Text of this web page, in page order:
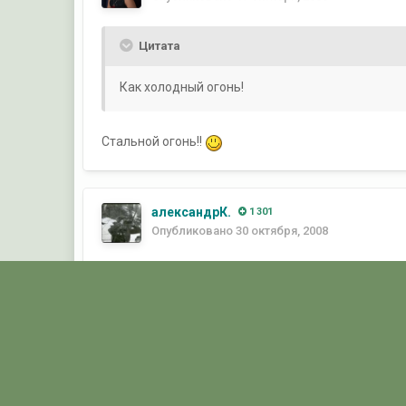
Цитата
Как холодный огонь!
Стальной огонь!!
александрК. 1 301
Опубликовано 30 октября, 2008